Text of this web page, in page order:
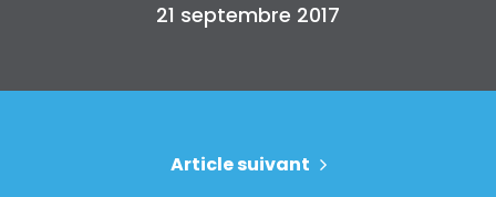
21 septembre 2017
Article suivant